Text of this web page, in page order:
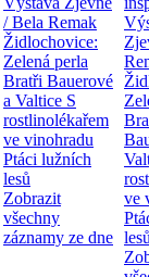
/ Bela Remak
Židlochovice:
Zelená perla
Bratři Bauerové
a Valtice S
rostlinolékařem
ve vinohradu
Ptáci lužních
lesů
Zobrazit
všechny
záznamy ze dne
ve